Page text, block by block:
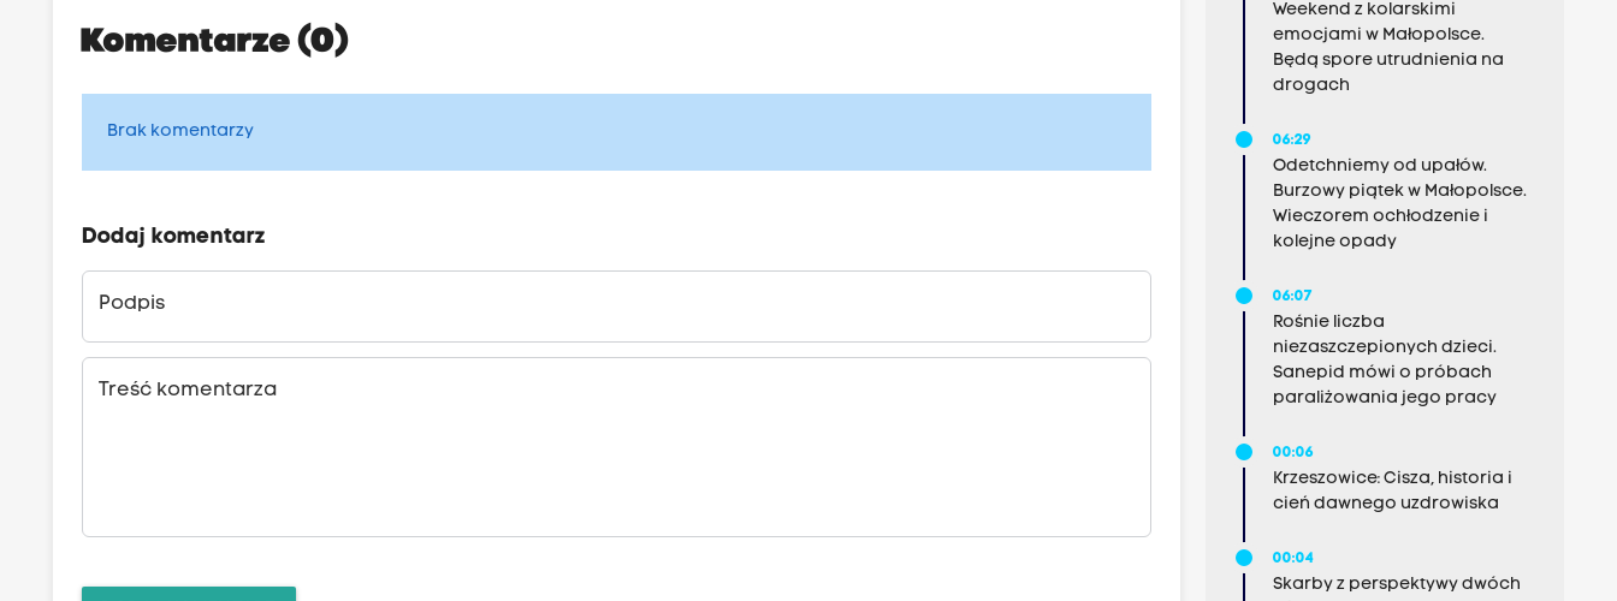
Komentarze (0)
Brak komentarzy
Dodaj komentarz
Podpis
Treść komentarza
Weekend z kolarskimi
emocjami w Małopolsce.
Będą spore utrudnienia na
drogach
06:29
Odetchniemy od upałów.
Burzowy piątek w Małopolsce.
Wieczorem ochłodzenie i
kolejne opady
06:07
Rośnie liczba
niezaszczepionych dzieci.
Sanepid mówi o próbach
paraliżowania jego pracy
00:06
Krzeszowice: Cisza, historia i
cień dawnego uzdrowiska
00:04
Skarby z perspektywy dwóch